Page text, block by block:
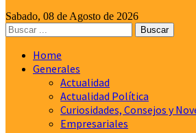
Sabado, 08 de Agosto de 2026
Home
Generales
Actualidad
Actualidad Política
Curiosidades, Consejos y
Empresariales